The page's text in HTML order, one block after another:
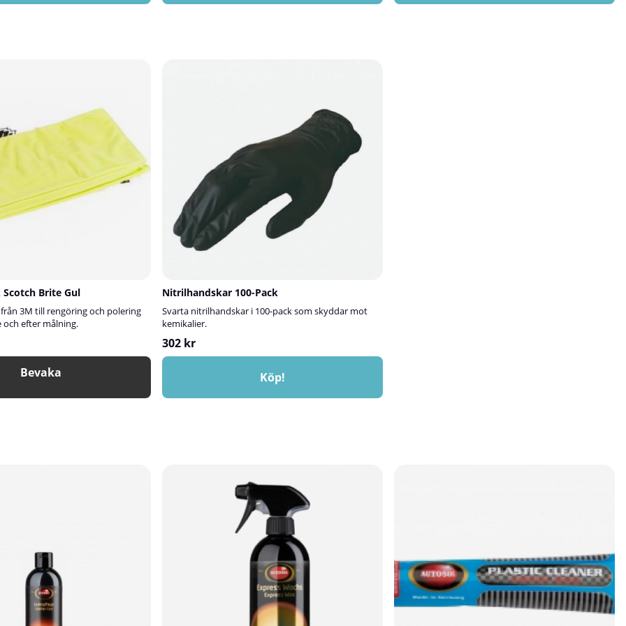
eller montering med 3M VHB-
för rengöring,
innan limning,
• Skyltproduktion •
OBS!3M
är inte ett desinfektionsmedel.
fingeravtryck.Dispenserboxen gör det enkelt att ta ut
fönster, speglar och bilrutorElektronik: dataskärmar,
TV-apparater m.m.Rostfria ytor som kranar och
diskbänkarMöbler, golv och andra ytor i
hemmetBilens interiör och
exteriörSpecifikationerMått: 30 x 30 cmFärg:
LjusgråInnehåll: 30 mikrofiberdukar
Brite Gul
3M till rengöring och polering
efter målning.
Bevaka
Nitrilhandskar 100-Pack
Svarta nitrilhandskar i 100-pack som skyddar mot
kemikalier.
302 kr
Köp!